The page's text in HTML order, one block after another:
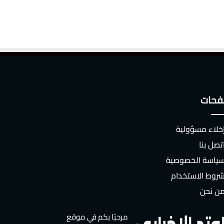
مسؤولية
اتصل بنا
الخصوصية
شروط الاستخدام
نحن
مرحبًا بكم في موقع